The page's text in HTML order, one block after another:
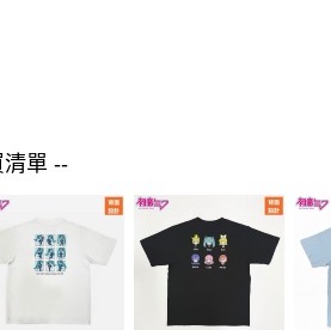
單 --